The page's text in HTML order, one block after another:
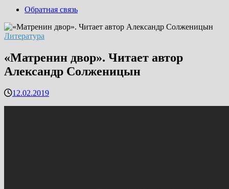
Обратная связь
Литература
«Матренин двор». Читает автор
Александр Солженицын
12.02.2019